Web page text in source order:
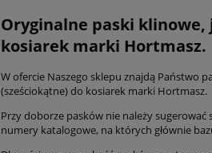
Oryginalne paski
kosiarek marki Hortmasz.
W ofercie Naszego sklepu znajdą Państwo
(sześciokątne) do kosiarek marki Hortmasz.
Przy doborze pasków nie należy
numery katalogowe, na których głównie